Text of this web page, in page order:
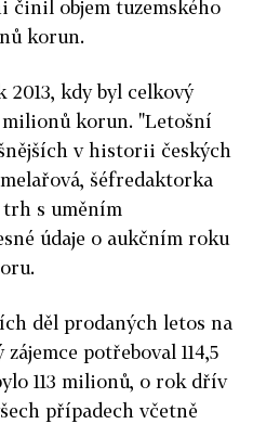
činil objem tuzemského
korun.
kdy byl celkový
korun. "Letošní
v historii českých
šéfredaktorka
s uměním
údaje o aukčním roku
děl prodaných letos na
potřeboval 114,5
113 milionů, o rok dřív
případech včetně